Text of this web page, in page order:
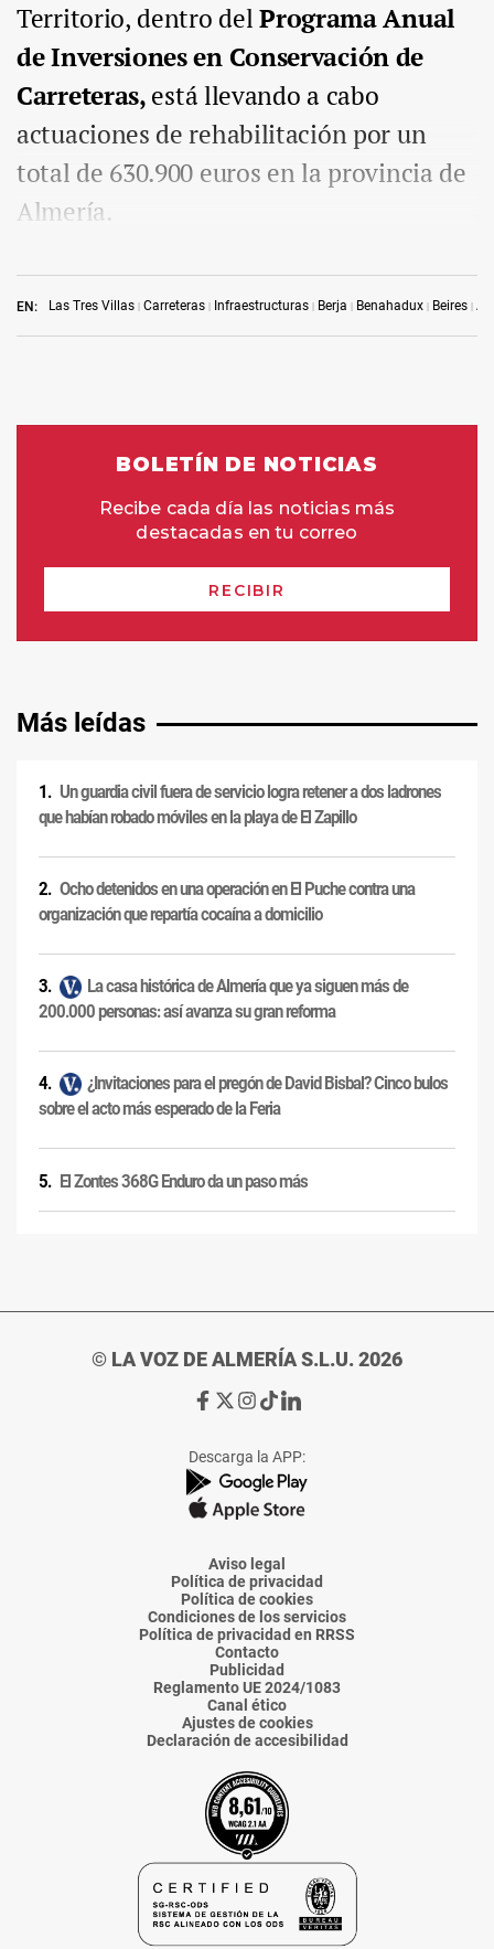
EN: Las Tres Villas Carreteras Infraestructuras Berja Benahadux Beires
Territorio, dentro delPrograma Anual
de Inversiones en Conservación de
Carreteras,está llevando a cabo
actuaciones de rehabilitación por un
total de 630.900 euros en la provincia de
Almería.
Más leídas
Un guardia civil fuera de servicio logra retener a dos ladrones
que habían robado móviles en la playa de El Zapillo
Ocho detenidos en una operación en El Puche contra una
organización que repartía cocaína a domicilio
La casa histórica de Almería que ya siguen más de
200.000 personas: así avanza su gran reforma
¿Invitaciones para el pregón de David Bisbal? Cinco bulos
sobre el acto más esperado de la Feria
El Zontes 368G Enduro da un paso más
© LA VOZ DE ALMERÍA S.L.U. 2026
Ir
de
La
Voz
Almería
Ir
de
La
Voz
Almería
Ir
de
La
Voz
Almería
Ir
de
La
Voz
Almería
Ir
de
La
Voz
Descarga la APP:
Aviso legal
Política de privacidad
Política de cookies
Condiciones de los servicios
Política de privacidad en RRSS
Contacto
Publicidad
Reglamento UE 2024/1083
Canal ético
Ajustes de cookies
Declaración de accesibilidad